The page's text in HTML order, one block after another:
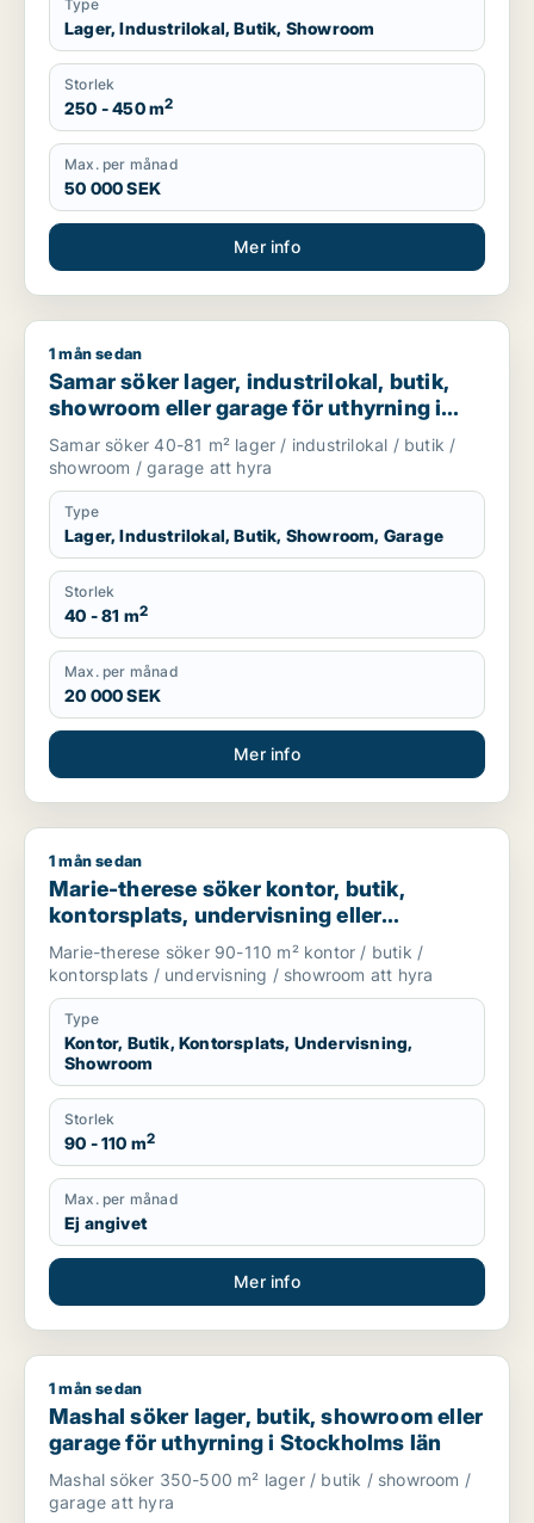
Type
Lager, Industrilokal, Butik, Showroom
Storlek
250 - 450 m2
Max. per månad
50 000 SEK
Mer info
Samar söker lager, industrilokal, butik, showroom eller
1 mån sedan
Samar söker lager, industrilokal, butik,
showroom eller garage för uthyrning i
Upplands Väsby, Järfälla eller Täby m.fl.
Samar söker 40-81 m² lager / industrilokal / butik /
showroom / garage att hyra
Type
Lager, Industrilokal, Butik, Showroom, Garage
Storlek
40 - 81 m2
Max. per månad
20 000 SEK
Mer info
Marie-therese söker kontor, butik, kontorsplats,
1 mån sedan
Marie-therese söker kontor, butik,
kontorsplats, undervisning eller
showroom för uthyrning i Upplands
Väsby, Järfälla eller Upplands-Bro m.fl.
Marie-therese söker 90-110 m² kontor / butik /
kontorsplats / undervisning / showroom att hyra
Type
Kontor, Butik, Kontorsplats, Undervisning,
Showroom
Storlek
90 - 110 m2
Max. per månad
Ej angivet
Mer info
Mashal söker lager, butik, showroom eller garage för
1 mån sedan
Mashal söker lager, butik, showroom eller
garage för uthyrning i Stockholms län
Mashal söker 350-500 m² lager / butik / showroom /
garage att hyra